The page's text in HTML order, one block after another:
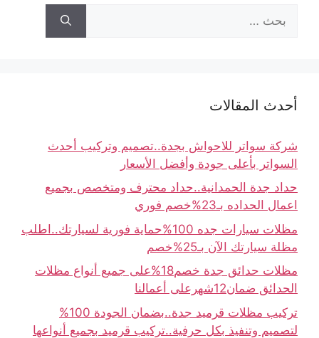
أحدث المقالات
شركة سواتر للاحواش بجدة..تصميم وتركيب أحدث
السواتر بأعلى جودة وأفضل الأسعار
حداد جدة الحمدانية..حداد محترف ومتخصص بجميع
اعمال الحداده بـ23%خصم فوري
مظلات سيارات جده 100%حماية فورية لسيارتك..اطلب
مظلة سيارتك الآن بـ25%خصم
مظلات حدائق جدة خصم18%على جميع أنواع مظلات
الحدائق ضمان12شهرعلى أعمالنا
تركيب مظلات قرميد جدة..بضمان الجودة 100%
لتصميم وتنفيذ بكل حرفية..تركيب قرميد بجميع أنواعها